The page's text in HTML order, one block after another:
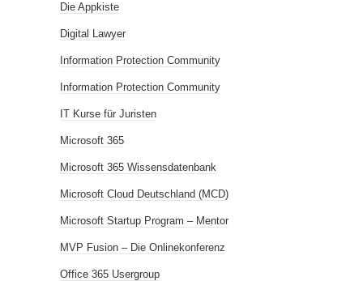
Die Appkiste
Digital Lawyer
Information Protection Community
Information Protection Community
IT Kurse für Juristen
Microsoft 365
Microsoft 365 Wissensdatenbank
Microsoft Cloud Deutschland (MCD)
Microsoft Startup Program – Mentor
MVP Fusion – Die Onlinekonferenz
Office 365 Usergroup